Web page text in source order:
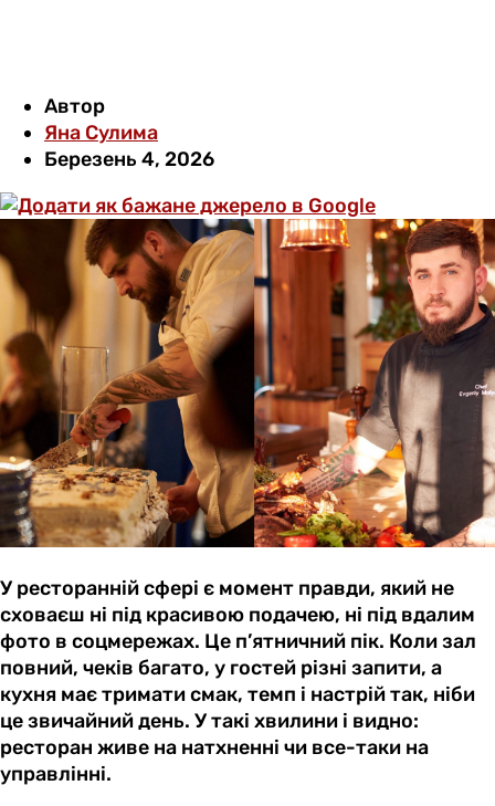
Автор
Яна Сулима
Березень 4, 2026
У ресторанній сфері є момент правди, який не
сховаєш ні під красивою подачею, ні під вдалим
фото в соцмережах. Це п’ятничний пік. Коли зал
повний, чеків багато, у гостей різні запити, а
кухня має тримати смак, темп і настрій так, ніби
це звичайний день. У такі хвилини і видно:
ресторан живе на натхненні чи все-таки на
управлінні.